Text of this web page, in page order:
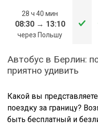
28 ч 40 мин
08:30→ 13:10
через Польшу
Автобус в Берлин:
приятно удивить
Какой вы
поездку за границу?
быть бесплатный и